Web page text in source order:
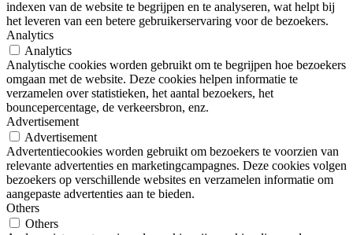
indexen van de website te begrijpen en te analyseren, wat helpt bij
het leveren van een betere gebruikerservaring voor de bezoekers.
Analytics
Analytics
Analytische cookies worden gebruikt om te begrijpen hoe bezoekers
omgaan met de website. Deze cookies helpen informatie te
verzamelen over statistieken, het aantal bezoekers, het
bouncepercentage, de verkeersbron, enz.
Advertisement
Advertisement
Advertentiecookies worden gebruikt om bezoekers te voorzien van
relevante advertenties en marketingcampagnes. Deze cookies volgen
bezoekers op verschillende websites en verzamelen informatie om
aangepaste advertenties aan te bieden.
Others
Others